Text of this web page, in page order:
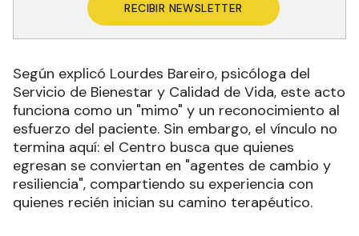
RECIBIR NEWSLETTER
Según explicó Lourdes Bareiro, psicóloga del
Servicio de Bienestar y Calidad de Vida, este acto
funciona como un "mimo" y un reconocimiento al
esfuerzo del paciente. Sin embargo, el vínculo no
termina aquí: el Centro busca que quienes
egresan se conviertan en "agentes de cambio y
resiliencia", compartiendo su experiencia con
quienes recién inician su camino terapéutico.